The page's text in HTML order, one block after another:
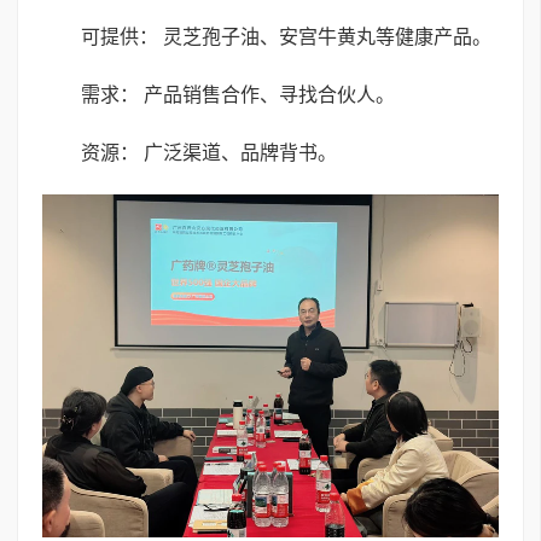
可提供： 灵芝孢子油、安宫牛黄丸等健康产品。
需求： 产品销售合作、寻找合伙人。
资源： 广泛渠道、品牌背书。